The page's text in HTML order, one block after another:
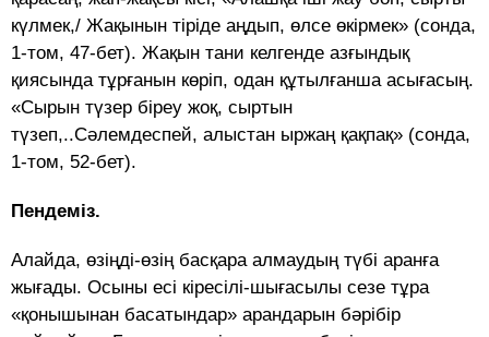
күлмек,/ Жақынын тіріде аңдып, өлсе өкірмек» (сонда,
1-том, 47-бет). Жақын тани келгенде азғындық
қиясында тұрғанын көріп, одан құтылғанша асығасың.
«Сырын түзер біреу жоқ, сыртын
түзеп,..Сәлемдеспей, алыстан ыржаң қақпақ» (сонда,
1-том, 52-бет).
Пендеміз.
Алайда, өзіңді-өзің басқара алмаудың түбі аранға
жығады. Осыны есі кіресілі-шығасылы сезе тұра
«қонышынан басатындар» арандарын бәрібір